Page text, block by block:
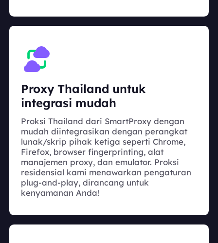
Proxy Thailand untuk
integrasi mudah
Proksi Thailand dari SmartProxy dengan
mudah diintegrasikan dengan perangkat
lunak/skrip pihak ketiga seperti Chrome,
Firefox, browser fingerprinting, alat
manajemen proxy, dan emulator. Proksi
residensial kami menawarkan pengaturan
plug-and-play, dirancang untuk
kenyamanan Anda!